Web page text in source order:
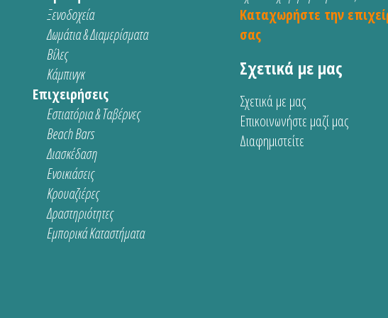
Ξενοδοχεία
Δωμάτια & Διαμερίσματα
Βίλες
Κάμπινγκ
Επιχειρήσεις
Εστιατόρια & Ταβέρνες
Beach Bars
Διασκέδαση
Ενοικιάσεις
Κρουαζιέρες
Δραστηριότητες
Εμπορικά Καταστήματα
Καταχωρήστε την
σας
Σχετικά με μας
Σχετικά με μας
Επικοινωνήστε μαζί μας
Διαφημιστείτε